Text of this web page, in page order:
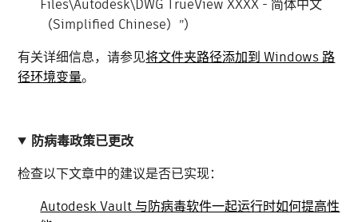
Files\Autodesk\DWG TrueView XXXX - 简体中文
（Simplified Chinese）”）
有关详细信息，请参见将文件夹路径添加到 Windows 路
径环境变量。
防病毒政策已更改
检查以下文章中的建议是否已实现：
Autodesk Vault 与防病毒软件一起运行时如何提高性